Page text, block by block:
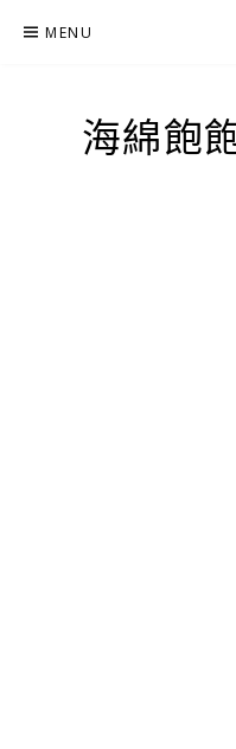
MENU
海綿飽